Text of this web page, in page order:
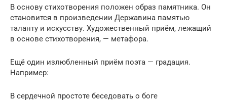
В основу стихотворения положен образ памятника. Он
становится в произведении Державина памятью
таланту и искусству. Художественный приём, лежащий
в основе стихотворения, — метафора.
Ещё один излюбленный приём поэта — градация.
Например:
В сердечной простоте беседовать о боге